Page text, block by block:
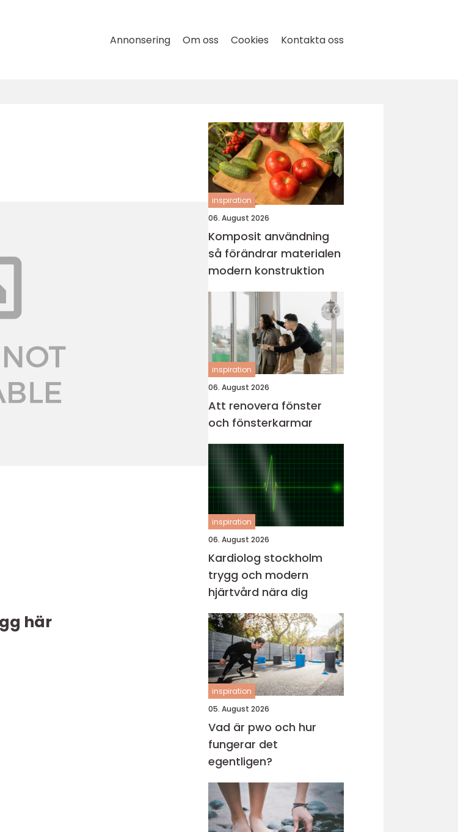
Annonsering Om oss Cookies Kontakta oss
här
inspiration
06. August 2026
Komposit användning
så förändrar materialen
modern konstruktion
inspiration
06. August 2026
Att renovera fönster
och fönsterkarmar
inspiration
06. August 2026
Kardiolog stockholm
trygg och modern
hjärtvård nära dig
inspiration
05. August 2026
Vad är pwo och hur
fungerar det
egentligen?